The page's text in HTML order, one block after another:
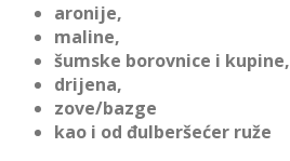
aronije,
maline,
šumske borovnice i kupine,
drijena,
zove/bazge
kao i od đulberšećer ruže